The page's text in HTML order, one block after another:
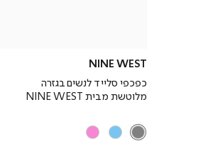
NINE WEST
כפכפי סלייד לנשים בגזרה
מלוטשת מבית NINE WEST